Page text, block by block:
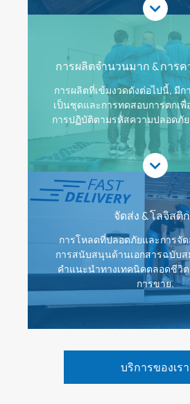
การผลิตจำนวนมาก & กา
การผลิตที่เข้มงวดดังต่อไปนี้, มี
เป็นชุดและการทดสอบการตกเพื่
การปฏิบัติตามรหัสความปลอดภัย
จัดส่ง & โลจิสติ
การโหลดที่ปลอดภัยและการจั
การสนับสนุนด้านเอกสารฉบับ
คำแนะนำทางเทคนิคตลอดชีวิ
การขาย.
บริการของเรา